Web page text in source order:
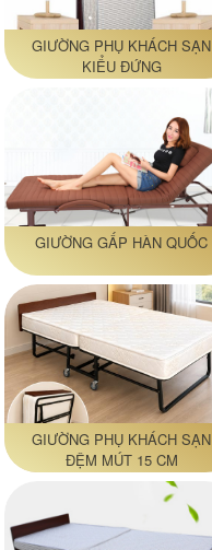
GIƯỜNG PHỤ KHÁCH SẠN
KIỂU ĐỨNG
GIƯỜNG GẤP HÀN QUỐC
GIƯỜNG PHỤ KHÁCH SẠN
ĐỆM MÚT 15 CM